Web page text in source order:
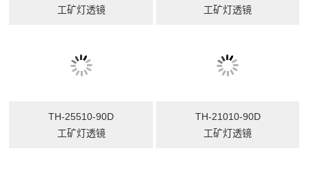
工矿灯透镜
工矿灯透镜
TH-25510-90D
工矿灯透镜
TH-21010-90D
工矿灯透镜